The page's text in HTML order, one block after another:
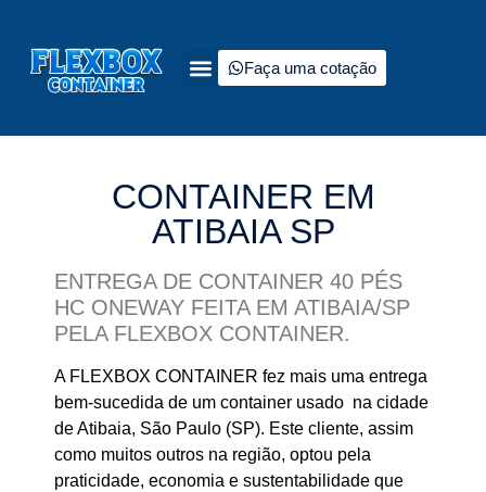
Faça uma cotação
CONTAINER EM
ATIBAIA SP
ENTREGA DE CONTAINER 40 PÉS
HC ONEWAY FEITA EM ATIBAIA/SP
PELA FLEXBOX CONTAINER.
A FLEXBOX CONTAINER fez mais uma entrega
bem-sucedida de um container usado na cidade
de Atibaia, São Paulo (SP). Este cliente, assim
como muitos outros na região, optou pela
praticidade, economia e sustentabilidade que